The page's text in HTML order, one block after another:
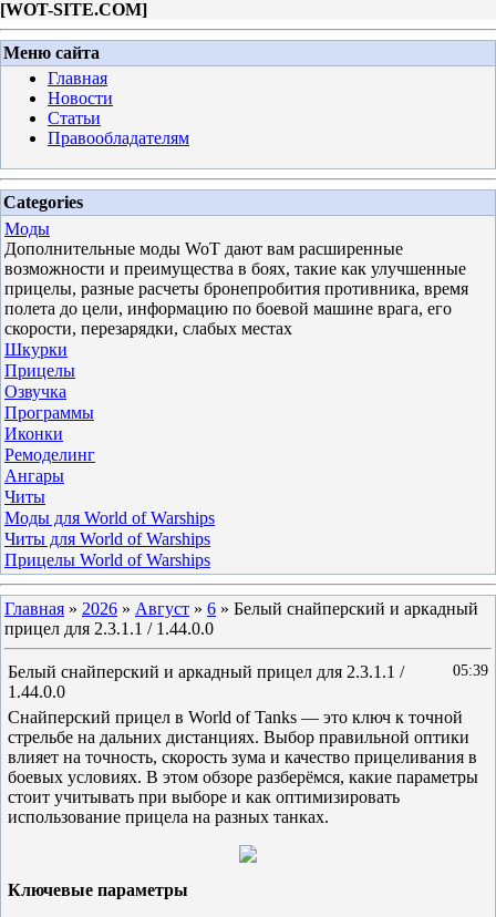
[WOT-SITE.COM]
Меню сайта
Главная
Новости
Статьи
Правообладателям
Categories
Моды
Дополнительные моды WoT дают вам расширенные
возможности и преимущества в боях, такие как улучшенные
прицелы, разные расчеты бронепробития противника, время
полета до цели, информацию по боевой машине врага, его
скорости, перезарядки, слабых местах
Шкурки
Прицелы
Озвучка
Программы
Иконки
Ремоделинг
Ангары
Читы
Моды для World of Warships
Читы для World of Warships
Прицелы World of Warships
Главная » 2026 » Август » 6 » Белый снайперский и аркадный
прицел для 2.3.1.1 / 1.44.0.0
05:39
Белый снайперский и аркадный прицел для 2.3.1.1 /
1.44.0.0
Снайперский прицел в World of Tanks — это ключ к точной
стрельбе на дальних дистанциях. Выбор правильной оптики
влияет на точность, скорость зума и качество прицеливания в
боевых условиях. В этом обзоре разберёмся, какие параметры
стоит учитывать при выборе и как оптимизировать
использование прицела на разных танках.
Ключевые параметры